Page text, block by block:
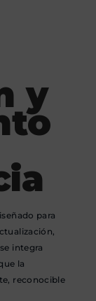
y
para
integra
la
reconocible